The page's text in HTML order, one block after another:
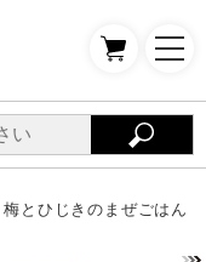
とひじきのまぜごはん